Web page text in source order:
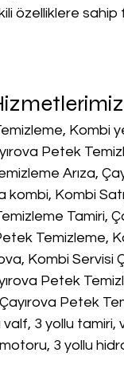
özelliklere sahip
Kombi
Petek
Arıza,
Kombi
Tamiri,
Temizleme,
Kombi Servisi
Petek
Petek
valf, 3 yollu
3 yollu